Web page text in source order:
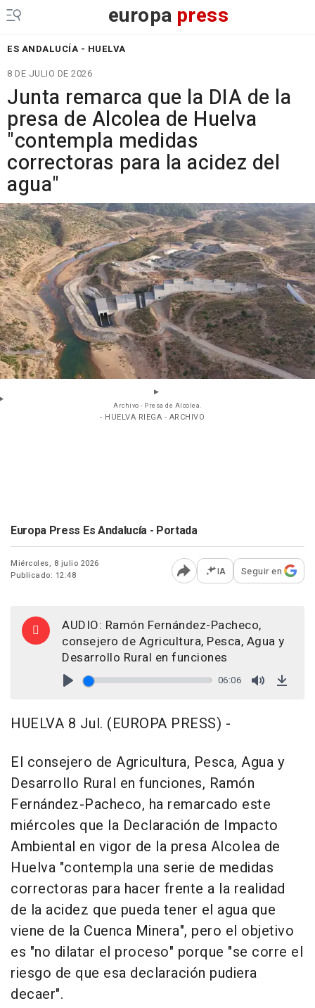
europa press
ES ANDALUCÍA - HUELVA
8 DE JULIO DE 2026
Junta remarca que la DIA de la
presa de Alcolea de Huelva
"contempla medidas
correctoras para la acidez del
agua"
Archivo - Presa de Alcolea.
- HUELVA RIEGA - ARCHIVO
Europa Press Es Andalucía - Portada
Miércoles, 8 julio 2026
Publicado: 12:48
Abrir opciones para
IA Seguir en
AUDIO: Ramón Fernández-Pacheco,
consejero de Agricultura, Pesca, Agua y
Desarrollo Rural en funciones
06:06
HUELVA 8 Jul. (EUROPA PRESS) -
El consejero de Agricultura, Pesca, Agua y
Desarrollo Rural en funciones, Ramón
Fernández-Pacheco, ha remarcado este
miércoles que la Declaración de Impacto
Ambiental en vigor de la presa Alcolea de
Huelva "contempla una serie de medidas
correctoras para hacer frente a la realidad
de la acidez que pueda tener el agua que
viene de la Cuenca Minera", pero el objetivo
es "no dilatar el proceso" porque "se corre el
riesgo de que esa declaración pudiera
decaer".